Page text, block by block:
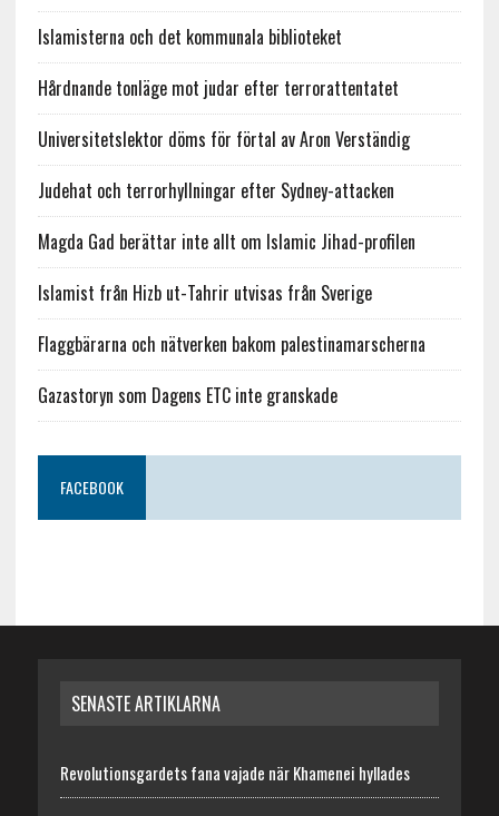
Islamisterna och det kommunala biblioteket
Hårdnande tonläge mot judar efter terrorattentatet
Universitetslektor döms för förtal av Aron Verständig
Judehat och terrorhyllningar efter Sydney-attacken
Magda Gad berättar inte allt om Islamic Jihad-profilen
Islamist från Hizb ut-Tahrir utvisas från Sverige
Flaggbärarna och nätverken bakom palestinamarscherna
Gazastoryn som Dagens ETC inte granskade
FACEBOOK
SENASTE ARTIKLARNA
Revolutionsgardets fana vajade när Khamenei hyllades